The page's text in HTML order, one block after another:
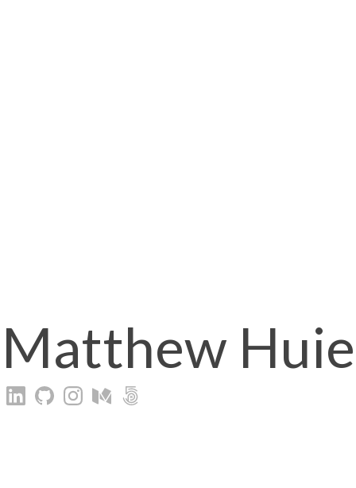
Matthew Huie